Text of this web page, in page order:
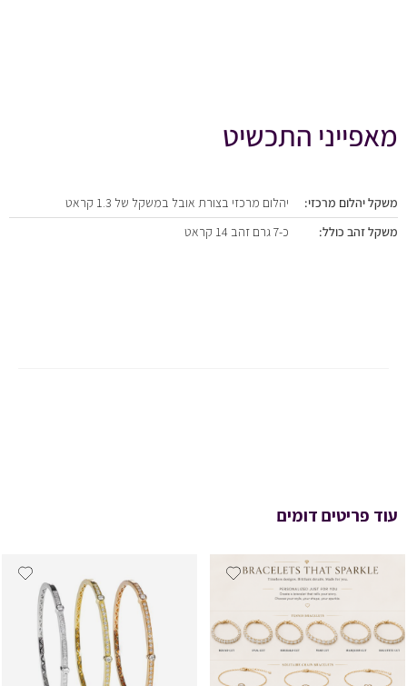
מאפייני התכשיט
משקל יהלום מרכזי:
יהלום מרכזי בצורת אובל במשקל של 1.3 קראט
משקל זהב כולל:
כ-7 גרם זהב 14 קראט
עוד פריטים דומים